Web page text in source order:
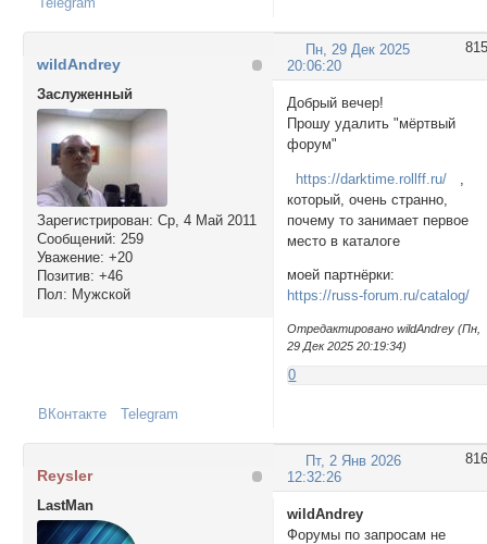
815
Пн, 29 Дек 2025
20:06:20
wildAndrey
Заслуженный
Зарегистрирован: Ср, 4 Май 2011
Сообщений: 259
Уважение: +20
Позитив: +46
Пол: Мужской
Добрый вечер!
Прошу удалить "мёртвый
форум"
https://darktime.rollff.ru/
который, очень странно,
почему то занимает первое
место в каталоге
моей партнёрки:
https://russ-forum.ru/catalog/
Отредактировано wildAndrey (Пн,
29 Дек 2025 20:19:34)
0
ВКонтакте Telegram
816
Пт, 2 Янв 2026
12:32:26
Reysler
LastMan
wildAndrey
Форумы по запросам не